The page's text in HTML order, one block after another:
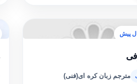
مترجم زبان کره ای(فنی)